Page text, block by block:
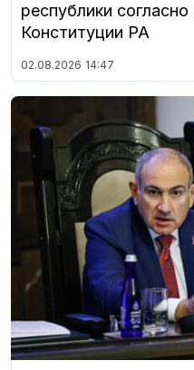
республики
Конституции РА
02.08.2026 14:47